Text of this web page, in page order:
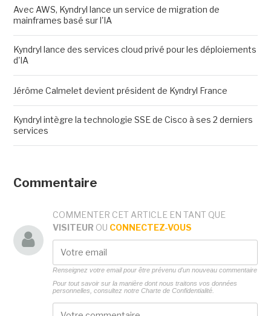
Avec AWS, Kyndryl lance un service de migration de
mainframes basé sur l'IA
Kyndryl lance des services cloud privé pour les déploiements
d'IA
Jérôme Calmelet devient président de Kyndryl France
Kyndryl intègre la technologie SSE de Cisco à ses 2 derniers
services
Commentaire
COMMENTER CET ARTICLE EN TANT QUE
VISITEUR OU CONNECTEZ-VOUS
Renseignez votre email pour être prévenu d'un nouveau commentaire
Pour tout savoir sur la manière dont nous traitons vos données
personnelles, consultez notre Charte de Confidentialité.